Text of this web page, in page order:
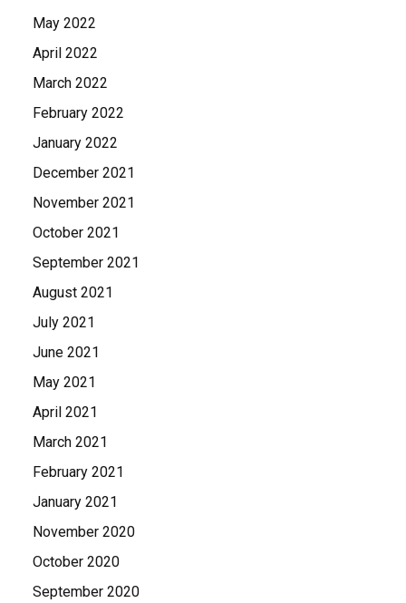
May 2022
April 2022
March 2022
February 2022
January 2022
December 2021
November 2021
October 2021
September 2021
August 2021
July 2021
June 2021
May 2021
April 2021
March 2021
February 2021
January 2021
November 2020
October 2020
September 2020